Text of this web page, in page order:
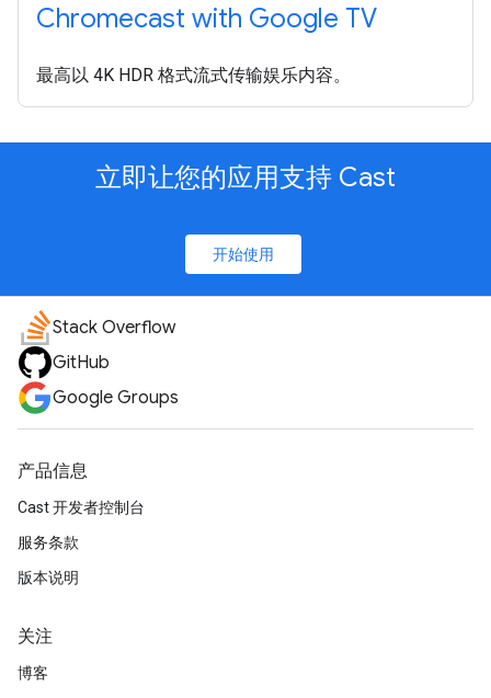
Chromecast with Google TV
最高以 4K HDR 格式流式传输娱乐内容。
立即让您的应用支持 Cast
开始使用
Stack Overflow
GitHub
Google Groups
产品信息
Cast 开发者控制台
服务条款
版本说明
关注
博客